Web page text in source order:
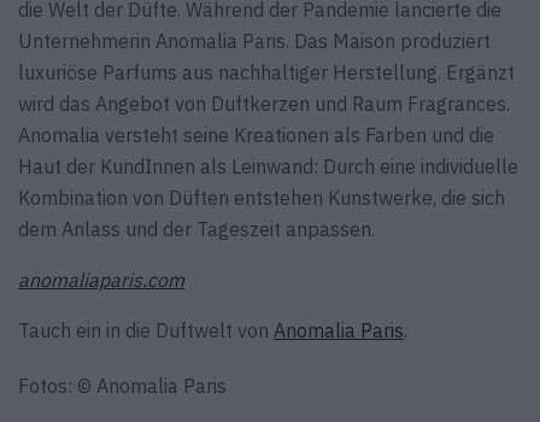
die Welt der Düfte. Während der Pandemie lancierte die
Unternehmerin Anomalia Paris. Das Maison produziert
luxuriöse Parfums aus nachhaltiger Herstellung. Ergänzt
wird das Angebot von Duftkerzen und Raum Fragrances.
Anomalia versteht seine Kreationen als Farben und die
Haut der KundInnen als Leinwand: Durch eine individuelle
Kombination von Düften entstehen Kunstwerke, die sich
dem Anlass und der Tageszeit anpassen.
anomaliaparis.com
Tauch ein in die Duftwelt von Anomalia Paris.
Fotos: © Anomalia Paris